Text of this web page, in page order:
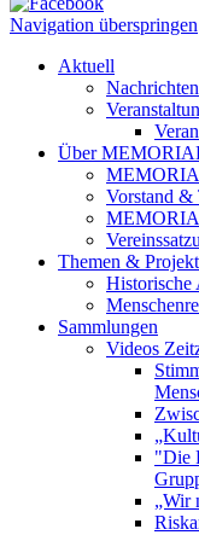
Navigation überspringen
Aktuell
Nachrichten
Über
Vorstand &
Themen &
Historische
Sammlungen
Videos
"Die
„Wir